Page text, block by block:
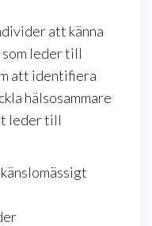
att känna
som leder till
att identifiera
hälsosammare
leder till